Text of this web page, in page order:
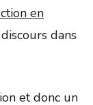
en
dans
et donc un